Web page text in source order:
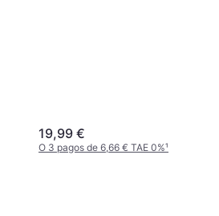
19,99 €
O 3 pagos de 6,66 € TAE 0%¹